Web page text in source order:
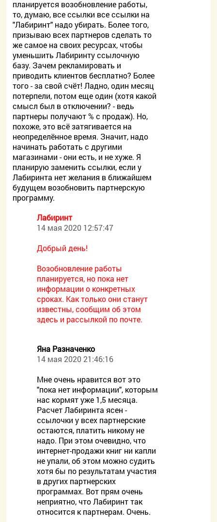
планируется возобновление работы,
то, думаю, все ссылки все ссылки на
"Лабиринт" надо убирать. Более того,
призываю всех партнеров сделать то
же самое на своих ресурсах, чтобы
уменьшить Лабиринту ссылочную
базу. Зачем рекламировать и
приводить клиентов бесплатно? Более
того - за свой счёт! Ладно, один месяц
потерпели, потом еще один (хотя какой
смысл был в отключении? - ведь
партнеры получают % с продаж). Но,
похоже, это всё затягивается на
неопределённое время. Значит, надо
начинать работать с другими
магазинами - они есть, и не хуже. Я
планирую заменить ссылки, если у
Лабиринта нет желания в ближайшем
будущем возобновить партнерскую
программу.
Лабиринт
14 мая 2020 12:57:47
Добрый день!
Возобновление работы
планируется, но пока нет
информации о конкретных
сроках. Как только они станут
известны, сообщим об этом
здесь и рассылкой по почте.
Яна Разначенко
14 мая 2020 21:46:16
Мне очень нравится вот это
"пока нет информации", которым
нас кормят уже 1,5 месяца.
Расчет Лабиринта ясен -
ссылочки у всех партнерские
остаются, платить никому не
надо. При этом очевидно, что
интернет-продажи книг ни капли
не упали, об этом можно судить
хотя бы по результатам участия
в других партнерских
программах. Вот прям очень
неприятно, что Лабиринт так
относится к партнерам. Очень.